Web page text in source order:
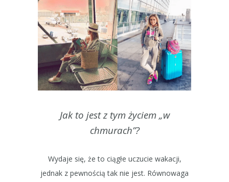
Jak to jest z tym życiem „w
chmurach”?
Wydaje się, że to ciągłe uczucie wakacji,
jednak z pewnością tak nie jest. Równowaga